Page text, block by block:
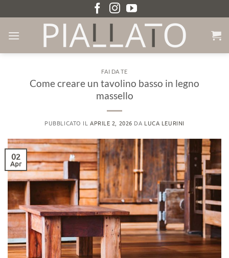
ai
contenuti
FAI DA TE
Come creare un tavolino basso in legno
massello
PUBBLICATO IL APRILE 2, 2026 DA LUCA LEURINI
02
Apr